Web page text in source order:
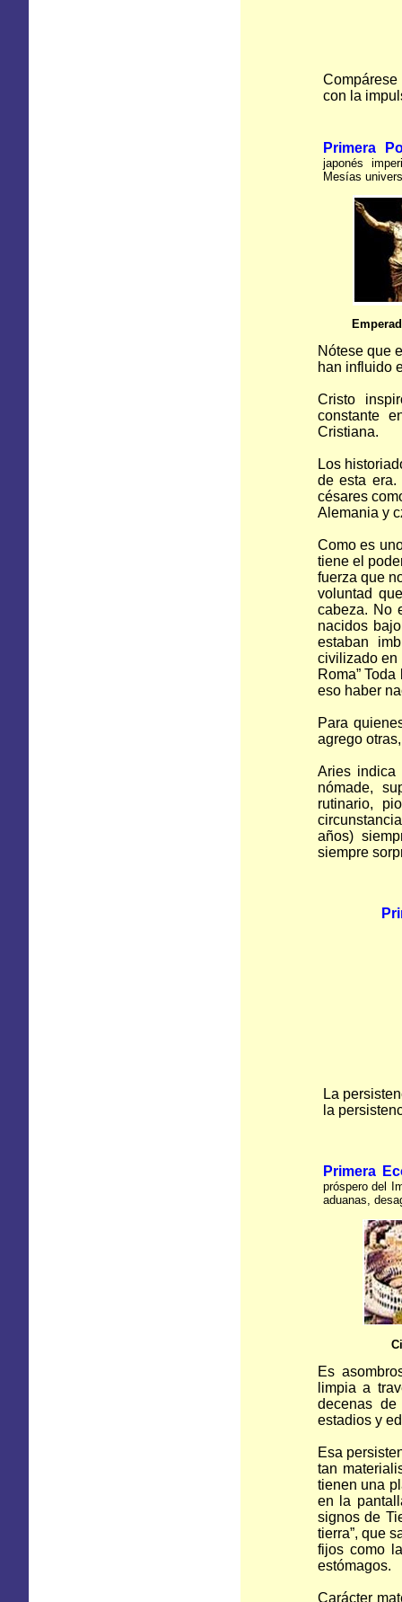
con la
Primera
japonés
Mesías
Nótese que
han influido
Cristo
constante
Cristiana.
Los
de esta era.
césares
Alemania y
Como es
tiene el
fuerza que
voluntad
cabeza. No
nacidos
estaban
civilizado en
Roma”
eso haber
Para
agrego
Aries indica
nómade,
rutinario,
años)
siempre
La
la
Primera
próspero del
aduanas,
Es
limpia a
decenas de
estadios y
Esa
tan
tienen una
en la
signos de
tierra”, que
fijos como
estómagos.
Carácter